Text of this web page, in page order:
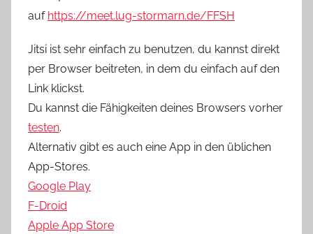
auf https://meet.lug-stormarn.de/FFSH
Jitsi ist sehr einfach zu benutzen, du kannst direkt
per Browser beitreten, in dem du einfach auf den
Link klickst.
Du kannst die Fähigkeiten deines Browsers vorher
testen.
Alternativ gibt es auch eine App in den üblichen
App-Stores.
Google Play
F-Droid
Apple App Store